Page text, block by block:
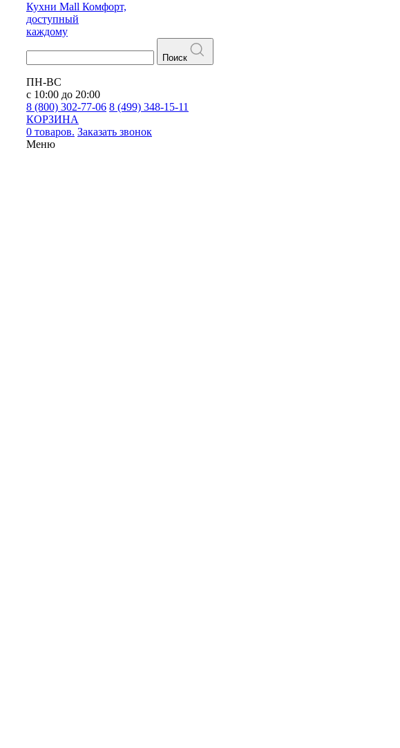
Кухни Mall Комфорт,
доступный
каждому
Поиск
ПН-ВС
с 10:00 до 20:00
8 (800) 302-77-06 8 (499) 348-15-11
КОРЗИНА
0 товаров. Заказать звонок
Меню